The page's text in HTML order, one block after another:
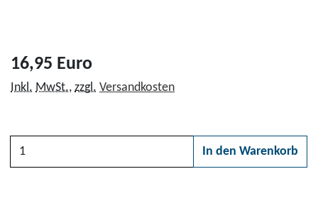
16,95 Euro
Inkl. MwSt., zzgl. Versandkosten
Anzahl
In den Warenkorb